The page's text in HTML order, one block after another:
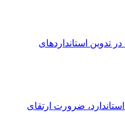
استانداردهای